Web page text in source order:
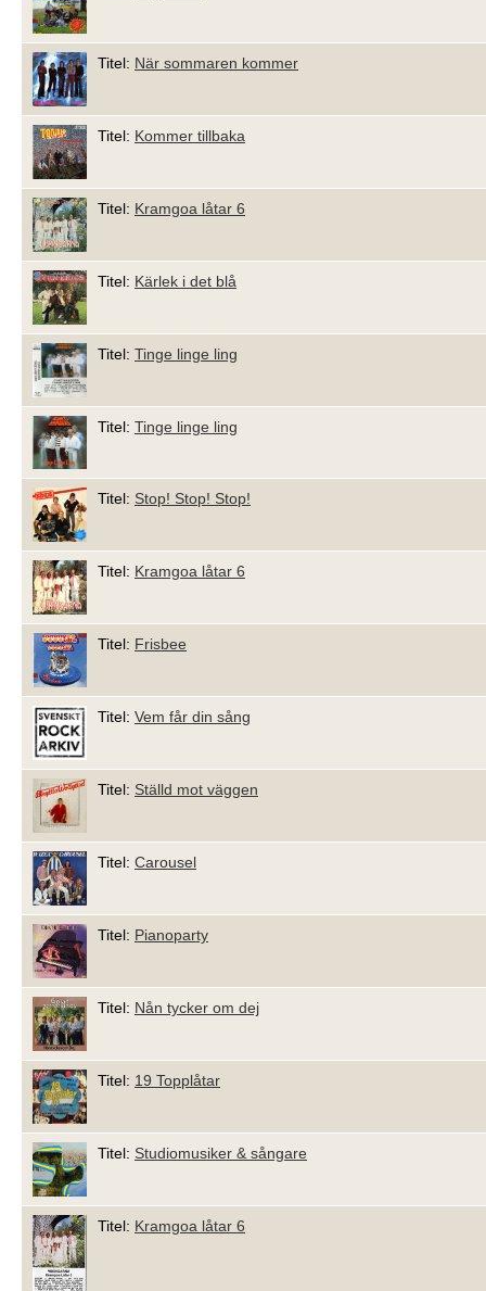
Titel: När sommaren kommer
Titel: Kommer tillbaka
Titel: Kramgoa låtar 6
Titel: Kärlek i det blå
Titel: Tinge linge ling
Titel: Tinge linge ling
Titel: Stop! Stop! Stop!
Titel: Kramgoa låtar 6
Titel: Frisbee
Titel: Vem får din sång
Titel: Ställd mot väggen
Titel: Carousel
Titel: Pianoparty
Titel: Nån tycker om dej
Titel: 19 Topplåtar
Titel: Studiomusiker & sångare
Titel: Kramgoa låtar 6